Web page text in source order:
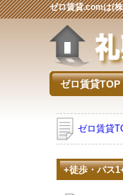
ゼロ賃貸.comは(
ゼロ賃貸TOP
ゼロ賃貸
+徒歩・バス